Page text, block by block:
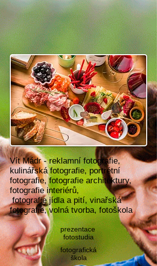
Vít Mádr -reklamní fotografie,
kulinářská fotografie,portrétní
fotografie,fotografie architektury,
fotografie interiérů,
fotografie jídla a pití,vinařská
fotografie,volná tvorba,fotoškola
prezentace
fotostudia
fotografická
škola